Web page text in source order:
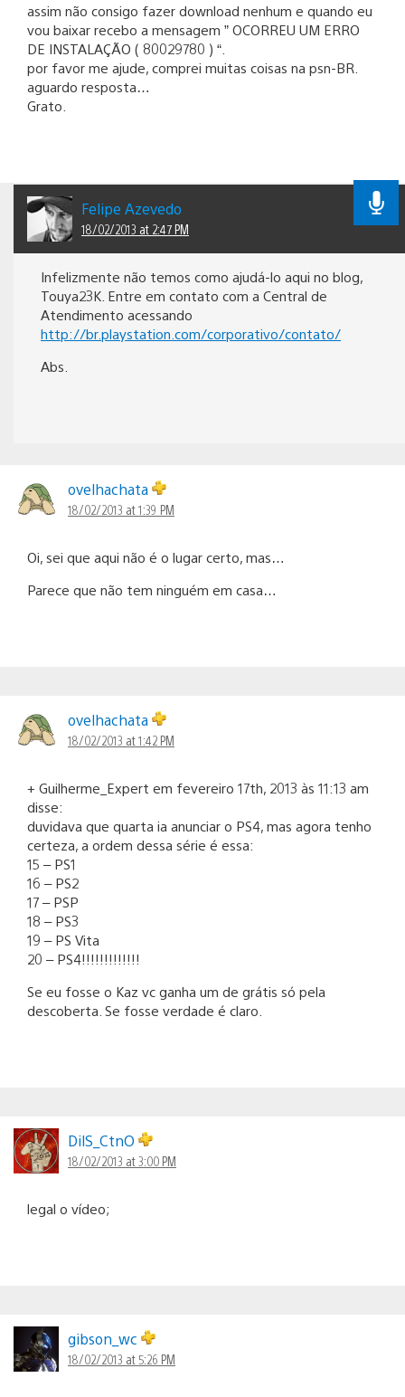
assim não consigo fazer download nenhum e quando eu
vou baixar recebo a mensagem ” OCORREU UM ERRO
DE INSTALAÇÃO ( 80029780 ) “.
por favor me ajude, comprei muitas coisas na psn-BR.
aguardo resposta…
Grato.
Felipe Azevedo
18/02/2013 at 2:47 PM
Infelizmente não temos como ajudá-lo aqui no blog,
Touya23K. Entre em contato com a Central de
Atendimento acessando
http://br.playstation.com/corporativo/contato/
Abs.
ovelhachata
18/02/2013 at 1:39 PM
Oi, sei que aqui não é o lugar certo, mas…
Parece que não tem ninguém em casa…
ovelhachata
18/02/2013 at 1:42 PM
+ Guilherme_Expert em fevereiro 17th, 2013 às 11:13 am
disse:
duvidava que quarta ia anunciar o PS4, mas agora tenho
certeza, a ordem dessa série é essa:
15 – PS1
16 – PS2
17 – PSP
18 – PS3
19 – PS Vita
20 – PS4!!!!!!!!!!!!!
Se eu fosse o Kaz vc ganha um de grátis só pela
descoberta. Se fosse verdade é claro.
DilS_CtnO
18/02/2013 at 3:00 PM
legal o vídeo;
gibson_wc
18/02/2013 at 5:26 PM